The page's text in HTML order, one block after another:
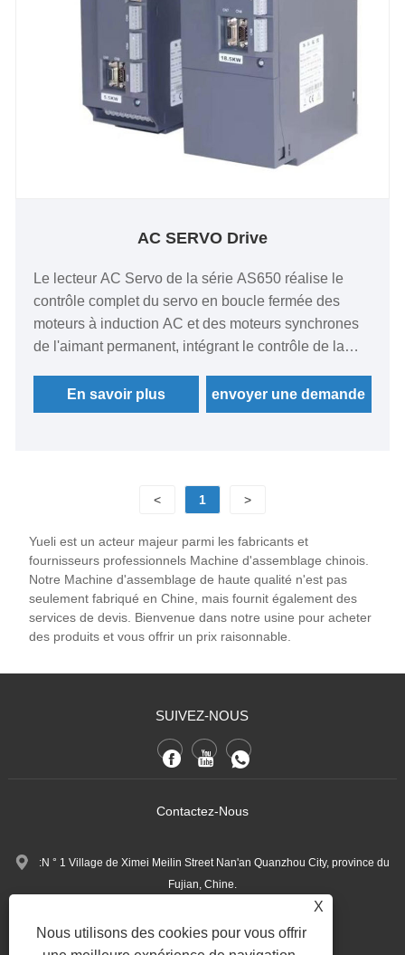
AC SERVO Drive
Le lecteur AC Servo de la série AS650 réalise le
contrôle complet du servo en boucle fermée des
moteurs à induction AC et des moteurs synchrones
de l'aimant permanent, intégrant le contrôle de la
couple.En savoir plus envoyer une demande
< 1 >
Yueli est un acteur majeur parmi les fabricants et
fournisseurs professionnels Machine d'assemblage chinois.
Notre Machine d'assemblage de haute qualité n'est pas
seulement fabriqué en Chine, mais fournit également des
services de devis. Bienvenue dans notre usine pour acheter
des produits et vous offrir un prix raisonnable.
SUIVEZ-NOUS
Contactez-Nous
:N ° 1 Village de Ximei Meilin Street Nan'an Quanzhou City, province du
Fujian, Chine.
: Nina.h@yueli-tech.com
X
Nous utilisons des cookies pour vous offrir